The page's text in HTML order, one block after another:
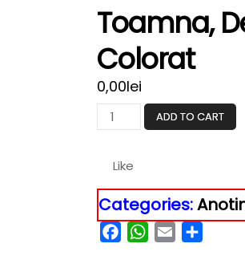
Toamna,
Colorat
0,00lei
ADD TO CART
Like
Categories:
FacebookWhatsApp
Email